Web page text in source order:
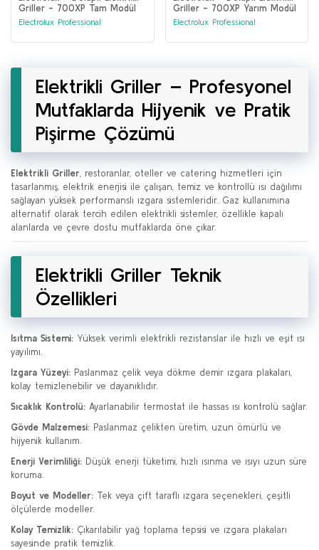
Griller - 700XP Tam Modül
Serbest Elektrikli Kömür
Electrolux Professional
Griller - 700XP Yarım Modül
Serbest Elektrikli Kömür
Electrolux Professional
Elektrikli Griller – Profesyonel
Mutfaklarda Hijyenik ve Pratik
Pişirme Çözümü
Elektrikli Griller, restoranlar, oteller ve catering hizmetleri için
tasarlanmış, elektrik enerjisi ile çalışan, temiz ve kontrollü ısı dağılımı
sağlayan yüksek performanslı ızgara sistemleridir. Gaz kullanımına
alternatif olarak tercih edilen elektrikli sistemler, özellikle kapalı
alanlarda ve çevre dostu mutfaklarda öne çıkar.
Elektrikli Griller Teknik
Özellikleri
Isıtma Sistemi: Yüksek verimli elektrikli rezistanslar ile hızlı ve eşit ısı
yayılımı.
Izgara Yüzeyi: Paslanmaz çelik veya dökme demir ızgara plakaları,
kolay temizlenebilir ve dayanıklıdır.
Sıcaklık Kontrolü: Ayarlanabilir termostat ile hassas ısı kontrolü sağlar.
Gövde Malzemesi: Paslanmaz çelikten üretim, uzun ömürlü ve
hijyenik kullanım.
Enerji Verimliliği: Düşük enerji tüketimi, hızlı ısınma ve ısıyı uzun süre
koruma.
Boyut ve Modeller: Tek veya çift taraflı ızgara seçenekleri, çeşitli
ölçülerde modeller.
Kolay Temizlik: Çıkarılabilir yağ toplama tepsisi ve ızgara plakaları
sayesinde pratik temizlik.